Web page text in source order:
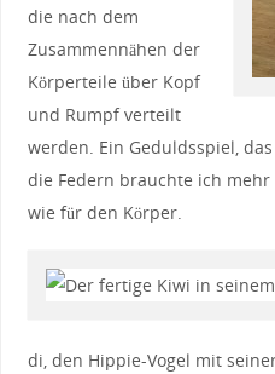
die nach dem
Zusammennähen der
Körperteile über Kopf
und Rumpf verteilt
werden. Ein Geduldsspiel,
die Federn brauchte ich
wie für den Körper.
di, den Hippie-Vogel mit